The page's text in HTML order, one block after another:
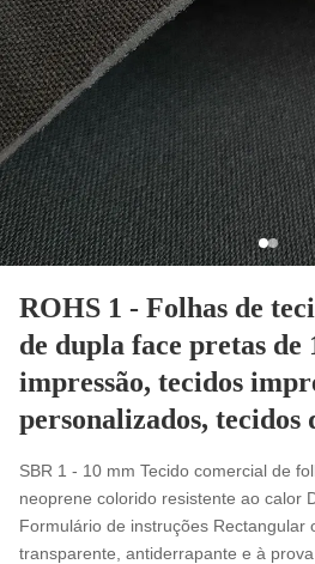
ROHS 1 - Folhas de
de dupla face pretas de
impressão, tecidos
personalizados, tecidos
SBR 1 - 10 mm Tecido comercial de
neoprene colorido resistente ao calor
Formulário de instruções Rectangular
transparente, antiderrapante e à prova